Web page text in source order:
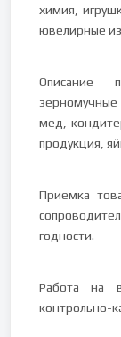
химия,
ювелирные
Описание
мед,
продукция,
Приемка
годности.
Работа на
контрольно-